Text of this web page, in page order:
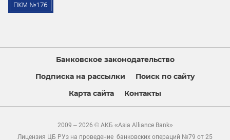
Банковское законодательство
Подписка на рассылки
Поиск по сайту
Карта сайта
Контакты
2009 – 2026 © АКБ «Asia Alliance Bank»
Лицензия ЦБ РУз на проведение банковских операций №79 от 25